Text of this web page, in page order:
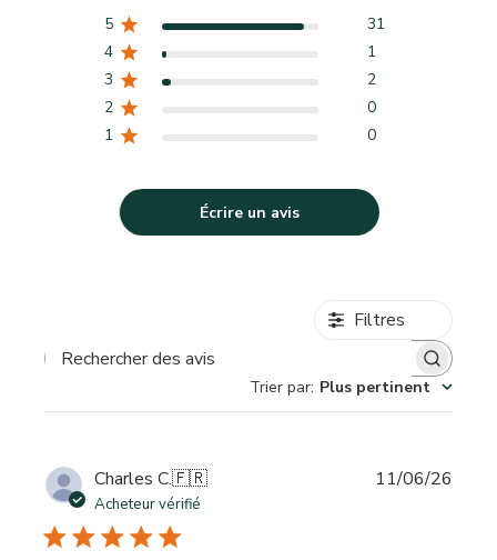
5
31
4
1
3
2
2
0
1
0
Écrire un avis
Filtres
Trier par: Plus pertinent
Charles C.🇫🇷
Acheteur vérifié
11/06/26